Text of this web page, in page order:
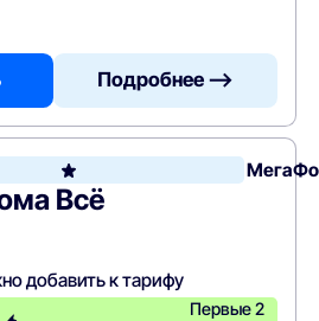
Подробнее —>
Всё
добавить к тарифу
Первые 2